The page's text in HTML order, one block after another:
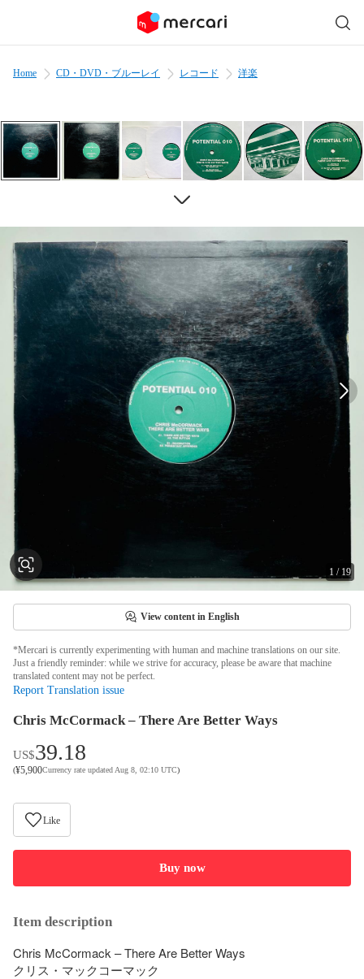
Home CD・DVD・ブルーレイ レコード 洋楽
1 / 19
View content in English
*Mercari is currently experimenting with human and machine translations on our site.
Just a friendly reminder: while we strive for accuracy, please be aware that machine
translated content may not be perfect.
Report Translation issue
Chris McCormack – There Are Better Ways
US$39.18
(¥5,900Currency rate updated Aug 8, 02:10 UTC)
Like
Buy now
Item description
Chris McCormack – There Are Better Ways
クリス・マックコーマック